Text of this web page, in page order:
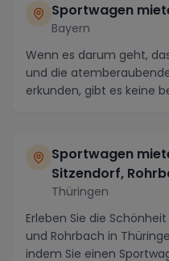
Sportwagen
Bayern
Wenn es darum geht,
und die
erkunden, gibt es keine
Sportwagen
Sitzendorf,
Thüringen
Erleben Sie die
und Rohrbach in
indem Sie einen